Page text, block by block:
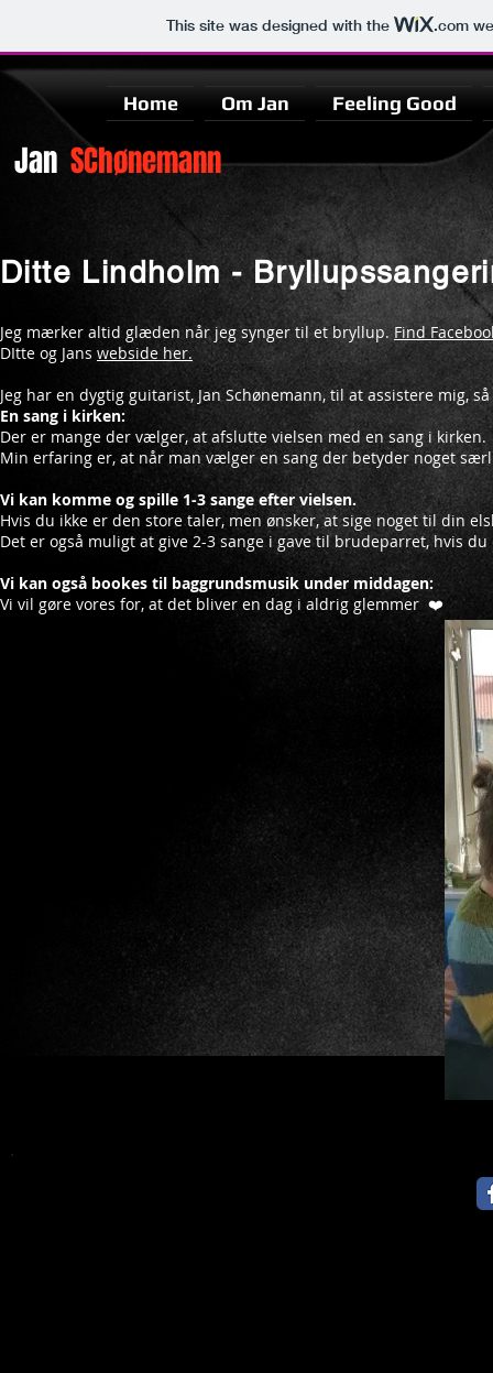
This site was designed with the .com
Jan
Home Om Jan Feeling Good
SChønemann
Ditte Lindholm -
Jeg mærker altid glæden når jeg synger til et bryllup.Find
DItte og Jans webside her.
Jeg har en dygtig guitarist, Jan Schønemann, til at assistere mig,
En sang i kirken:
Der er mange der vælger, at afslutte vielsen med en sang i kirken.
Min erfaring er, at når man vælger en sang der betyder noget
Vi kan komme og spille 1-3 sange efter vielsen.
Hvis du ikke er den store taler, men ønsker, at sige noget til din
Det er også muligt at give 2-3 sange i gave til brudeparret, hvis
Vi kan også bookes til baggrundsmusik under middagen:
Vi vil gøre vores for, at det bliver en dag i aldrig glemmer ❤️